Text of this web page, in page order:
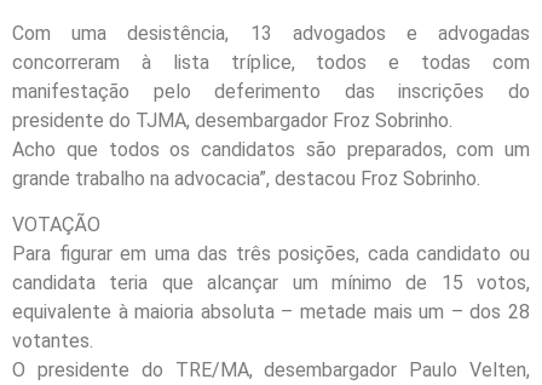
Com uma desistência, 13 advogados e advogadas
concorreram à lista tríplice, todos e todas com
manifestação pelo deferimento das inscrições do
presidente do TJMA, desembargador Froz Sobrinho.
Acho que todos os candidatos são preparados, com um
grande trabalho na advocacia”, destacou Froz Sobrinho.
VOTAÇÃO
Para figurar em uma das três posições, cada candidato ou
candidata teria que alcançar um mínimo de 15 votos,
equivalente à maioria absoluta – metade mais um – dos 28
votantes.
O presidente do TRE/MA, desembargador Paulo Velten,